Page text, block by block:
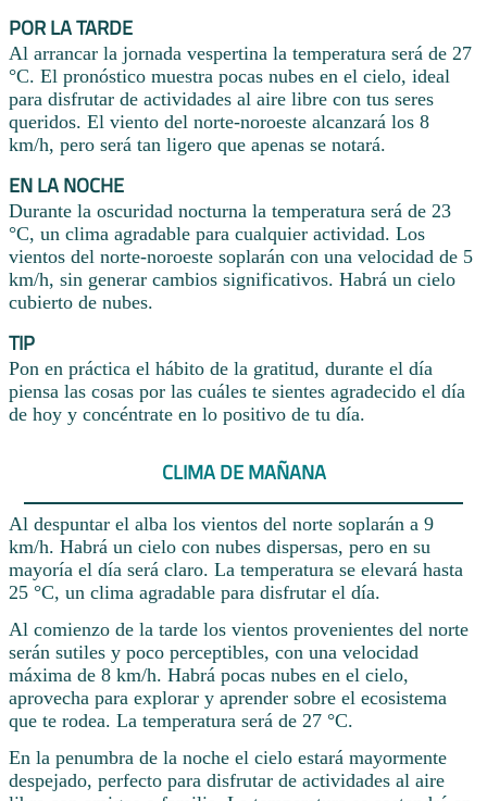
POR LA TARDE
Al arrancar la jornada vespertina la temperatura será de 27
°C. El pronóstico muestra pocas nubes en el cielo, ideal
para disfrutar de actividades al aire libre con tus seres
queridos. El viento del norte-noroeste alcanzará los 8
km/h, pero será tan ligero que apenas se notará.
EN LA NOCHE
Durante la oscuridad nocturna la temperatura será de 23
°C, un clima agradable para cualquier actividad. Los
vientos del norte-noroeste soplarán con una velocidad de 5
km/h, sin generar cambios significativos. Habrá un cielo
cubierto de nubes.
TIP
Pon en práctica el hábito de la gratitud, durante el día
piensa las cosas por las cuáles te sientes agradecido el día
de hoy y concéntrate en lo positivo de tu día.
CLIMA DE MAÑANA
Al despuntar el alba los vientos del norte soplarán a 9
km/h. Habrá un cielo con nubes dispersas, pero en su
mayoría el día será claro. La temperatura se elevará hasta
25 °C, un clima agradable para disfrutar el día.
Al comienzo de la tarde los vientos provenientes del norte
serán sutiles y poco perceptibles, con una velocidad
máxima de 8 km/h. Habrá pocas nubes en el cielo,
aprovecha para explorar y aprender sobre el ecosistema
que te rodea. La temperatura será de 27 °C.
En la penumbra de la noche el cielo estará mayormente
despejado, perfecto para disfrutar de actividades al aire